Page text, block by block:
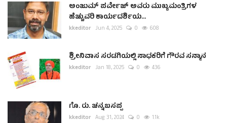
ಅಂಜುಮ್ ಪರ್ವೇಜ್ ಅವರು ಮುಖ್ಯಮಂತ್ರಿಗಳ
ಹೆಚ್ಚುವರಿ ಕಾರ್ಯದರ್ಶಿಯ...
kkeditor Jun 4, 2025 0 608
ಶ್ರೀನಿವಾಸ ಸರಡಗಿಯಲ್ಲಿ ಸಾಧಕರಿಗೆ ಗೌರವ ಸನ್ಮಾನ
kkeditor Jan 18, 2025 0 436
ಗೊ. ರು. ಚನ್ನಬಸಪ್ಪ
kkeditor Aug 31, 2024 0 1.1k